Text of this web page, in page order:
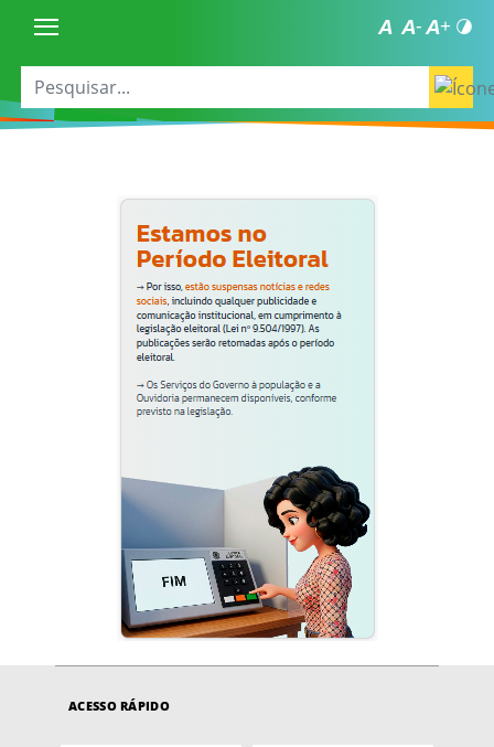
ACESSO RÁPIDO